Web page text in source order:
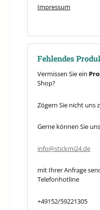
Impressum
Fehlendes
Vermissen Sie ein
Shop?
Zögern Sie nicht uns
Gerne können Sie
info@stickmi24.de
mit Ihrer Anfrage
Telefonhotline
+49152/59221305